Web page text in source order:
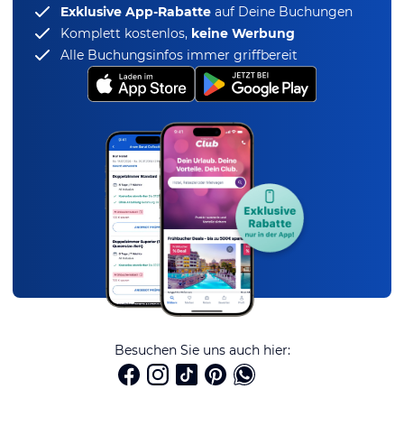
Exklusive App-Rabatte auf Deine Buchungen
Komplett kostenlos, keine Werbung
Alle Buchungsinfos immer griffbereit
Besuchen Sie uns auch hier: